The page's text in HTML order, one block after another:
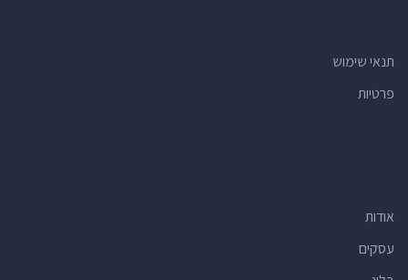
תנאי שימוש
פרטיות
אודות
עסקים